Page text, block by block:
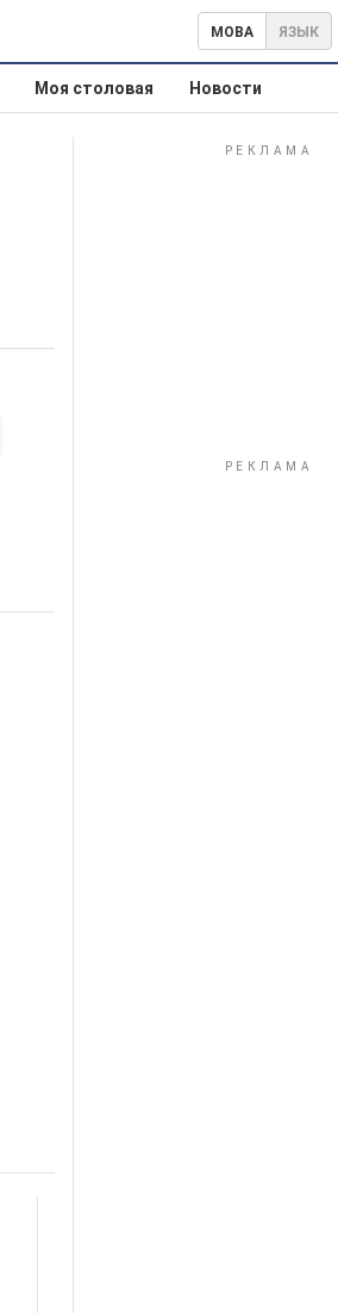
МОВА ЯЗЫК
Моя столовая Новости